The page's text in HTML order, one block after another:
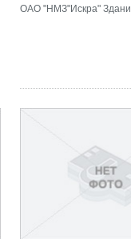
ОАО "НМЗ"Искра"